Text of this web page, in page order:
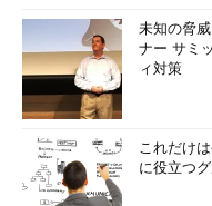
未知の脅
ナー サミ
ィ対策
これだけ
に役立つ